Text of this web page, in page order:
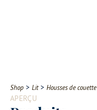
Contact
Shop > Lit> Housses de couette
APERÇU